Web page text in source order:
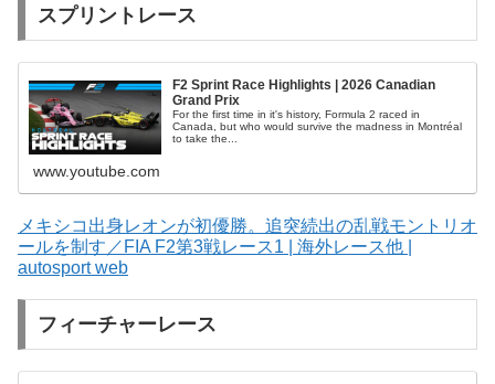
スプリントレース
F2 Sprint Race Highlights | 2026 Canadian
Grand Prix
For the first time in it's history, Formula 2 raced in
Canada, but who would survive the madness in Montréal
to take the...
www.youtube.com
メキシコ出身レオンが初優勝。追突続出の乱戦モントリオ
ールを制す／FIA F2第3戦レース1 | 海外レース他 |
autosport web
フィーチャーレース